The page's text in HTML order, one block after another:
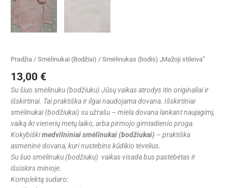
Pradžia /Smėlinukai (Bodžiai) / Smėlinukas (bodis) „Mažoji stileiva”
13,00 €
Su šiuo smėlinuku (bodžiuku) Jūsų vaikas atrodys itin originaliai ir
išskirtinai. Tai praktiška ir ilgai naudojama dovana.Išskirtiniai
smėlinukai (bodžiukai) su užrašu – miela dovana lankant naujagimį,
vaiką iki vienerių metų laiko, arba pirmojo gimtadienio proga.
Kokybiškimedvilniniai smėlinukai (bodžiukai) – praktiška
asmeninė dovana, kuri nustebins kūdikio tėvelius.
Su šuo smėlinuku (bodžiuku) vaikas visada bus pastebėtas ir
išsiskirs minioje.
Komplektą sudaro: